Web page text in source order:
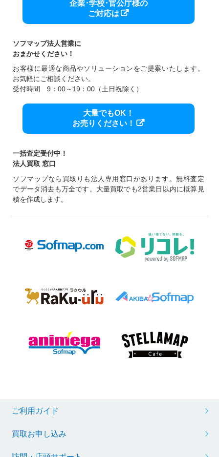
企業･学校･官公庁様の
ご対応は
ソフマップ法人営業に
おまかせください！
お客様に最適な商品やソリューションをご提案いたします。
お気軽にご相談ください。
受付時間 9：00～19：00（土日祝除く）
大量でもOK！
お売りください！
一括査定受付中！
法人買取 窓口
ソフマップなら買取りも法人専用窓口があります。無料査定
でデータ消去も万全です。大量買取でも2営業日以内に概算見
積を作成します。
ご利用ガイド
買取お申し込み